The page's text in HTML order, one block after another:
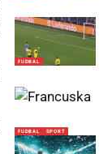
FUDBAL
FUDBAL SPORT